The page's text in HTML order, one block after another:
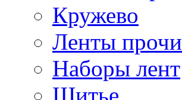
Кружево
Ленты
Наборы лент
Шитье